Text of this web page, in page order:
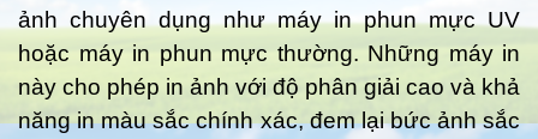
ảnh chuyên dụng như máy in phun mực UV
hoặc máy in phun mực thường. Những máy in
này cho phép in ảnh với độ phân giải cao và khả
năng in màu sắc chính xác, đem lại bức ảnh sắc